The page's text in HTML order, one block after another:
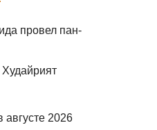
провел пан-
августе 2026